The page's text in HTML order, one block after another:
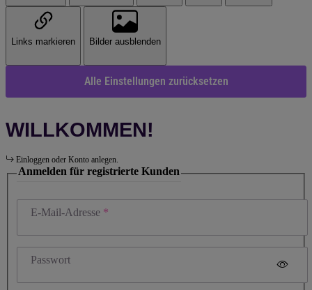
Links markieren Bilder ausblenden
Alle Einstellungen zurücksetzen
WILLKOMMEN!
Einloggen oder Konto anlegen.
Anmelden für registrierte Kunden
E-Mail-Adresse
Passwort